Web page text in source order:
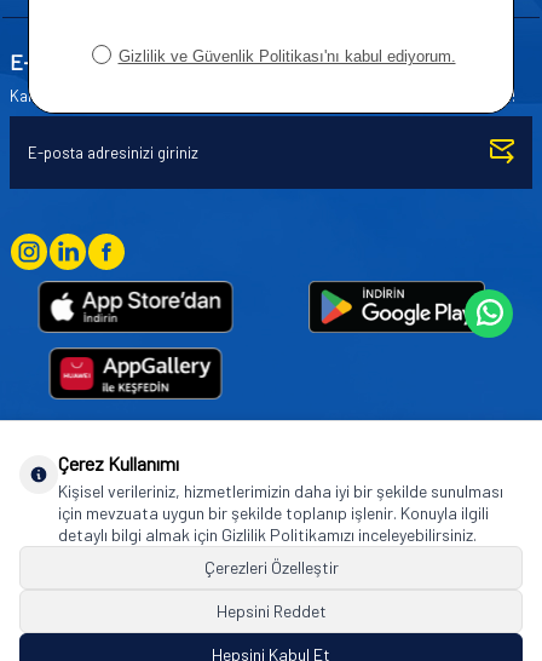
E-Bülten Aboneliği
Kampanya ve yeniliklerden haberdar olmak için e-bültenimize abone olun!
Goodyear (and Winged Foot Design) are trademarks of or licensed to The Goodyear
Tire & Rubber Company used under license by Basbug Group Company,
Istanbul/Türkiye. © 2026 The Goodyear Tire & Rubber Company.
Çerez Kullanımı
Kişisel verileriniz, hizmetlerimizin daha iyi bir şekilde sunulması
için mevzuata uygun bir şekilde toplanıp işlenir. Konuyla ilgili
detaylı bilgi almak için Gizlilik Politikamızı inceleyebilirsiniz.
Çerezleri Özelleştir
Hepsini Reddet
Hepsini Kabul Et